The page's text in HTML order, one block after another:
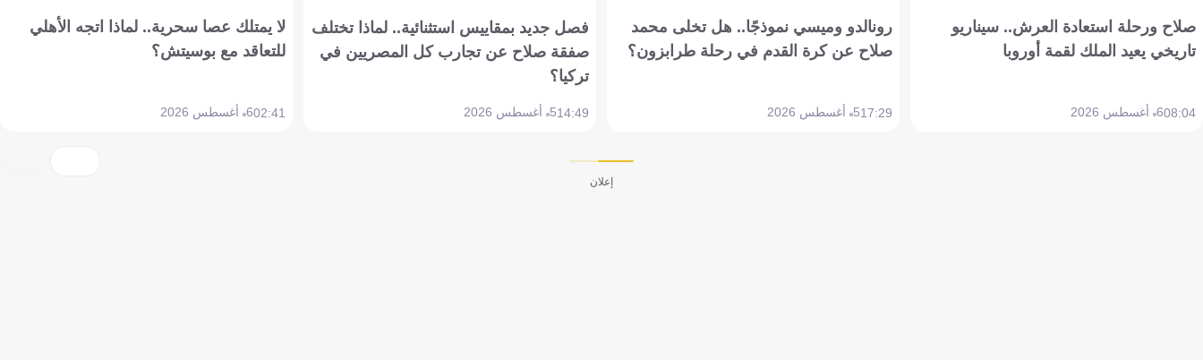
صلاح ورحلة استعادة العرش.. سيناريو
تاريخي يعيد الملك لقمة أوروبا
08:046 أغسطس 2026
رونالدو وميسي نموذجًا.. هل تخلى محمد
صلاح عن كرة القدم في رحلة طرابزون؟
17:295 أغسطس 2026
فصل جديد بمقاييس استثنائية.. لماذا تختلف
صفقة صلاح عن تجارب كل المصريين في
تركيا؟
14:495 أغسطس 2026
لا يمتلك عصا سحرية.. لماذا اتجه الأهلي
للتعاقد مع بوسيتش؟
02:416 أغسطس 2026
إعلان